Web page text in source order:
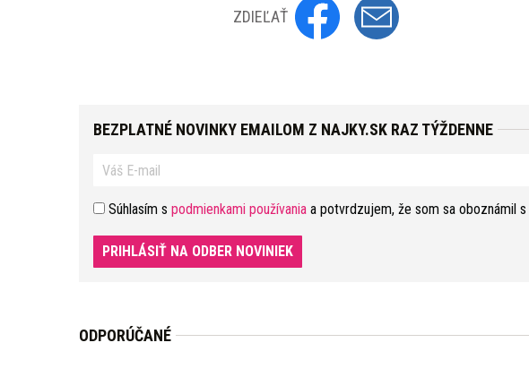
ZDIEĽAŤ
BEZPLATNÉ NOVINKY EMAILOM Z NAJKY.SK RAZ TÝŽDENNE
Súhlasím s podmienkami používania a potvrdzujem, že som sa oboznámil s
PRIHLÁSIŤ NA ODBER NOVINIEK
ODPORÚČANÉ